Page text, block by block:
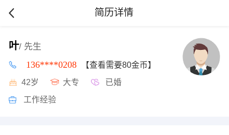
简历详情
叶/ 先生
136****0208 【查看需要80金币】
42岁 大专 已婚
工作经验